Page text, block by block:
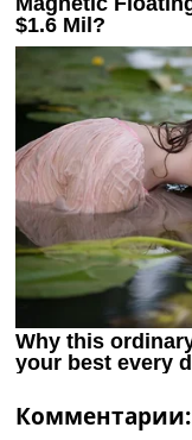
Комментарии: